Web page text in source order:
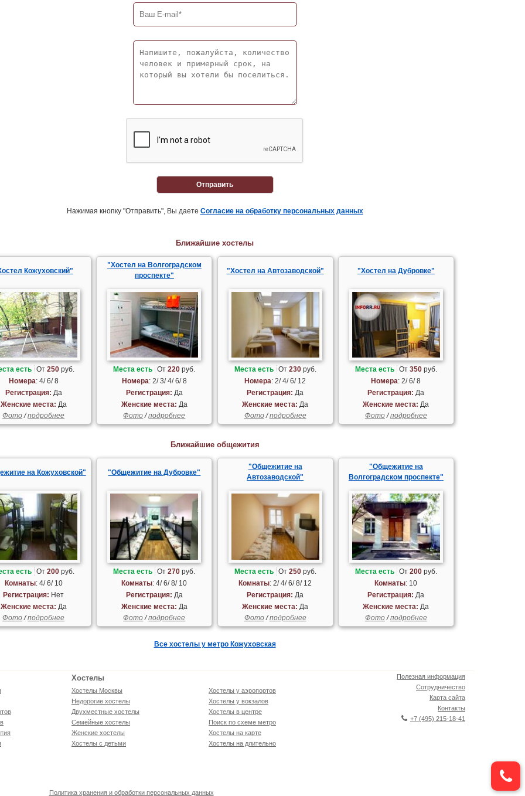
Отправить
Нажимая кнопку "Отправить", Вы даете Согласие на обработку персональных данных
Ближайшие хостелы
Кожуховский"
есть От250 руб.
Номера: 4/ 6/ 8
Регистрация: Да
Женские места: Да
Фото/подробнее
"Хостел на Волгоградском
проспекте"
Места есть От220 руб.
Номера: 2/ 3/ 4/ 6/ 8
Регистрация: Да
Женские места: Да
Фото/подробнее
"Хостел на Автозаводской"
Места есть От 230руб.
Номера: 2/ 4/ 6/ 12
Регистрация: Да
Женские места: Да
Фото/подробнее
"Хостел на Дубровке"
Места есть От 350руб.
Номера: 2/ 6/ 8
Регистрация: Да
Женские места: Да
Фото/подробнее
Ближайшие общежития
на Кожуховской"
есть От200 руб.
Комнаты: 4/ 6/ 10
Регистрация: Нет
Женские места: Да
Фото /подробнее
"Общежитие на Дубровке"
Места есть От270 руб.
Комнаты: 4/ 6/ 8/ 10
Регистрация: Да
Женские места: Да
Фото /подробнее
"Общежитие на
Автозаводской"
Места есть От 250руб.
Комнаты: 2/ 4/ 6/ 8/ 12
Регистрация: Да
Женские места: Да
Фото/подробнее
"Общежитие на
Волгоградском проспекте"
Места есть От 200руб.
Комнаты: 10
Регистрация: Да
Женские места: Да
Фото/подробнее
Все хостелы у метро Кожуховская
Хостелы
Хостелы Москвы
Недорогие хостелы
Двухместные хостелы
Семейные хостелы
Женские хостелы
Хостелы с детьми
Хостелы у аэропортов
Хостелы у вокзалов
Хостелы в центре
Поиск по схеме метро
Хостелы на карте
Хостелы на длительно
Полезная информация
Сотрудничество
Карта сайта
Контакты
+7 (495) 215-18-41
Политика хранения и обработки персональных данных